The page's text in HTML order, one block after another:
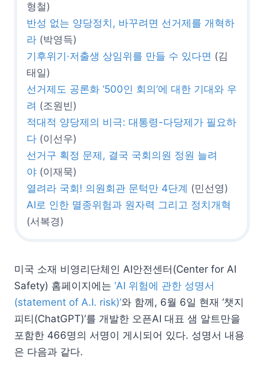
형철)
반성 없는 양당정치, 바꾸려면 선거제를 개혁하
라 (박영득)
기후위기·저출생 상임위를 만들 수 있다면 (김
태일)
선거제도 공론화 ‘500인 회의’에 대한 기대와 우
려 (조원빈)
적대적 양당제의 비극: 대통령-다당제가 필요하
다 (이선우)
선거구 획정 문제, 결국 국회의원 정원 늘려
야 (이재묵)
열려라 국회! 의원회관 문턱만 4단계 (민선영)
AI로 인한 멸종위험과 원자력 그리고 정치개혁
(서복경)
미국 소재 비영리단체인 AI안전센터(Center for AI
Safety) 홈페이지에는 ‘AI 위험에 관한 성명서
(statement of A.I. risk)’와 함께, 6월 6일 현재 ‘챗지
피티(ChatGPT)’를 개발한 오픈AI 대표 샘 알트만을
포함한 466명의 서명이 게시되어 있다. 성명서 내용
은 다음과 같다.